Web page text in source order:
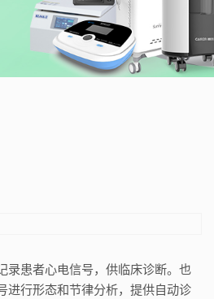
录患者心电信号，供临床诊断。也
进行形态和节律分析，提供自动诊